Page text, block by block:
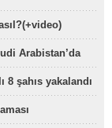
Arabistan’da
8 şahıs yakalandı